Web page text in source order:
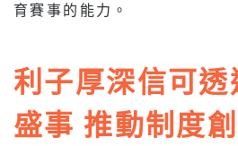
育賽事的能力。
利子厚深信可
盛事 推動制度